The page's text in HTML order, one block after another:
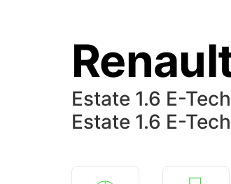
Estate 1.6 E-
Estate 1.6 E-